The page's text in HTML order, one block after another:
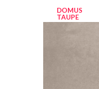
DOMUS
TAUPE